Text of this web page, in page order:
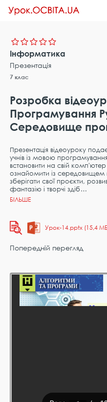
Інформатика
Презентація
7 клас
Розробка
Програмування
Середовище
Презентація відеоуроку
учнів із мовою програмування
встановити на свій
ознайомити із середовищем
зберігати свої проєкти,
фантазію і творчі здіб
Урок-14.pptx (15,4
Попередній перегляд